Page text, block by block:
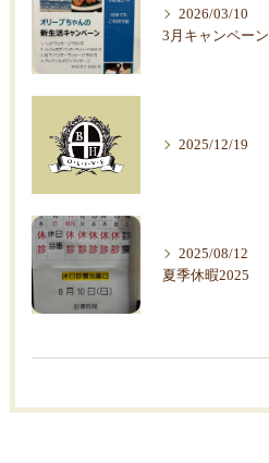
2026/03/10
3月キャンペーン
2025/12/19
2025/08/12
夏季休暇2025